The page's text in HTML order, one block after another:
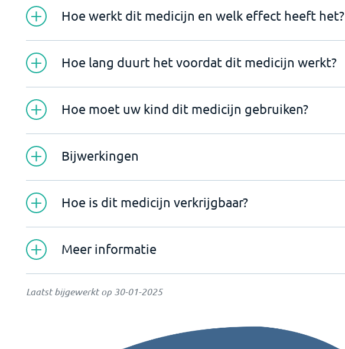
Hoe werkt dit medicijn en welk effect heeft het?
Hoe lang duurt het voordat dit medicijn werkt?
Hoe moet uw kind dit medicijn gebruiken?
Bijwerkingen
Hoe is dit medicijn verkrijgbaar?
Meer informatie
Laatst bijgewerkt op 30-01-2025